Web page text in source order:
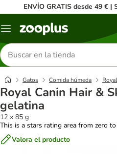
ENVÍO GRATIS desde 49 €
Menú
Buscar
productos
Gatos Comida húmeda
Royal Canin Hair &
gelatina
12 x 85 g
This is a stars rating area from zero
Valora el producto